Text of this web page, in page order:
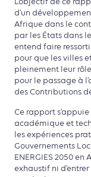
L’objectif de ce
d’un
Afrique dans le
par les États dans
entend faire
pour que les villes
pleinement leur
pour le passage à
des Contributions
Ce rapport
académique et
les expériences
Gouvernements
ENERGIES 2050 en
exhaustif ni